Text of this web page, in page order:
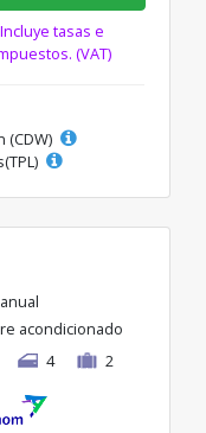
Incluye tasas e
(VAT)
(CDW)
acondicionado
4 2